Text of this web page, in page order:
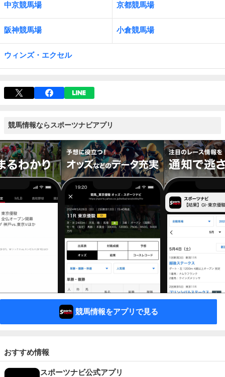
中京競馬場 京都競馬場
阪神競馬場 小倉競馬場
ウィンズ・エクセル
競馬情報ならスポーツナビアプリ
競馬情報をアプリで見る
おすすめ情報
スポーツナビ公式アプリ